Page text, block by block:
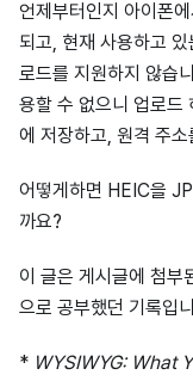
언제부터인지 아이폰
되고, 현재 사용하고 있
로드를 지원하지 않습
용할 수 없으니 업로드
에 저장하고, 원격 주
어떻게하면 HEIC을
까요?
이 글은 게시글에 첨부
으로 공부했던 기록입
* WYSIWYG: What